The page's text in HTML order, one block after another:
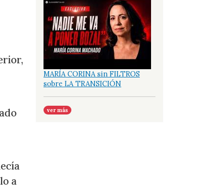
a
MARÍA CORINA sin FILTROS
sobre LA TRANSICIÓN
ver más